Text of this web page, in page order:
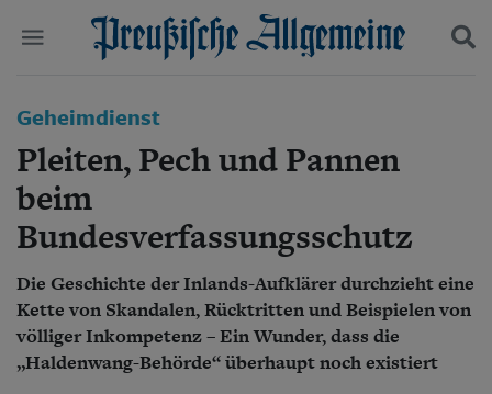
Wirtschaft
Leben
Geschichte
Ostpreußen
Pommern
Berlin-Brandenburg
Schlesien
Danzig und Westpreußen
Suchen und finden
Geheimdienst
Pleiten, Pech und Pannen
beim
Bundesverfassungsschutz
Die Geschichte der Inlands-Aufklärer durchzieht eine
Kette von Skandalen, Rücktritten und Beispielen von
völliger Inkompetenz – Ein Wunder, dass die
„Haldenwang-Behörde“ überhaupt noch existiert